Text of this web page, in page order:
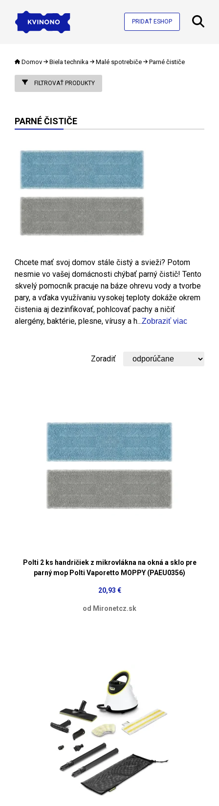
PRIDAŤ ESHOP
Domov Biela technika Malé spotrebiče Parné čističe
FILTROVAŤ PRODUKTY
PARNÉ ČISTIČE
Chcete mať svoj domov stále čistý a svieži? Potom
nesmie vo vašej domácnosti chýbať parný čistič! Tento
skvelý pomocník pracuje na báze ohrevu vody a tvorbe
pary, a vďaka využívaniu vysokej teploty dokáže okrem
čistenia aj dezinfikovať, pohlcovať pachy a ničiť
alergény, baktérie, plesne, vírusy a h...Zobraziť viac
Zoradiť
Polti 2 ks handričiek z mikrovlákna na okná a sklo pre
parný mop Polti Vaporetto MOPPY (PAEU0356)
20,93 €
od Mironetcz.sk